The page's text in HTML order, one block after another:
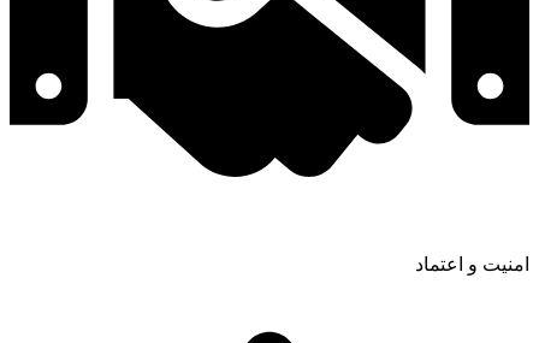
امنیت و اعتماد